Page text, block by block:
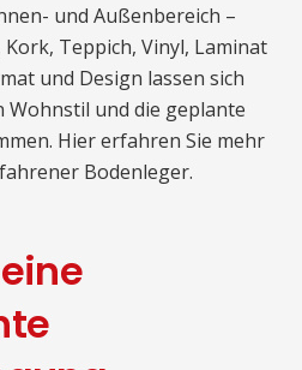
und Außenbereich –
Teppich, Vinyl, Laminat
und Design lassen sich
und die geplante
Hier erfahren Sie mehr
Bodenleger.